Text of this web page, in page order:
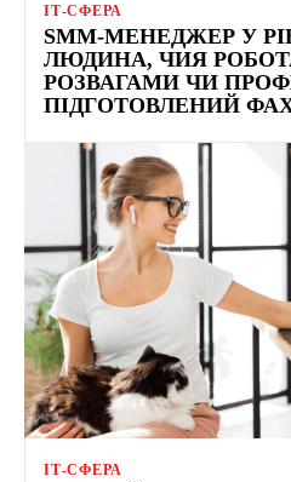
ІТ-СФЕРА
SMM-МЕНЕДЖЕР У
ЛЮДИНА, ЧИЯ
РОЗВАГАМИ ЧИ
ПІДГОТОВЛЕНИЙ
ІТ-СФЕРА